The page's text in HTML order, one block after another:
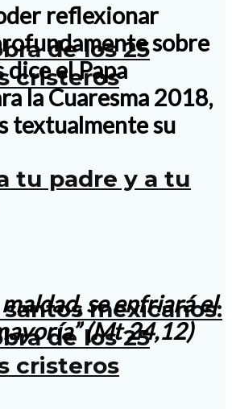
de los 25
cristeros
tu padre y a tu
mexicanos:
de los 25
cristeros
reflexionar
sobre
dice el Papa
la Cuaresma 2018,
textualmente su
maldad, se enfriará el
(Mt 24,12)